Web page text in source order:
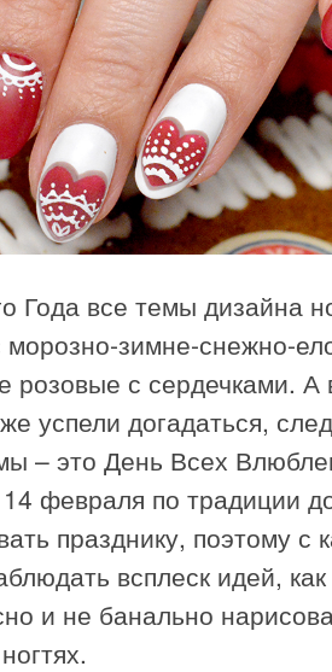
Года все темы дизайна
морозно-зимне-снежно-
розовые с сердечками. А
успели догадаться,
– это День Всех
февраля по традиции
празднику, поэтому с
всплеск идей,
и не банально